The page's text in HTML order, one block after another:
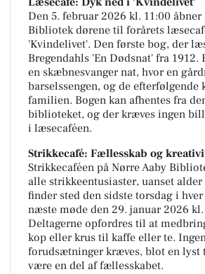
Den 5. februar 2026 kl. 11:00 åbner
Bibliotek dørene til forårets
'Kvindelivet'. Den første bog, der
Bregendahls 'En Dødsnat' fra 1912.
en skæbnesvanger nat, hvor en
barselssengen, og de efterfølgende
familien. Bogen kan afhentes fra
biblioteket, og der kræves ingen
i læsecaféen.
Strikkecafé: Fællesskab og
Strikkecaféen på Nørre Aaby
alle strikkeentusiaster, uanset
finder sted den sidste torsdag i
næste møde den 29. januar 2026 kl.
Deltagerne opfordres til at
kop eller krus til kaffe eller te.
forudsætninger kræves, blot en lyst
være en del af fællesskabet.